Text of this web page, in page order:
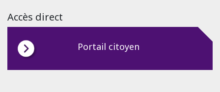
Accès direct
Portail citoyen